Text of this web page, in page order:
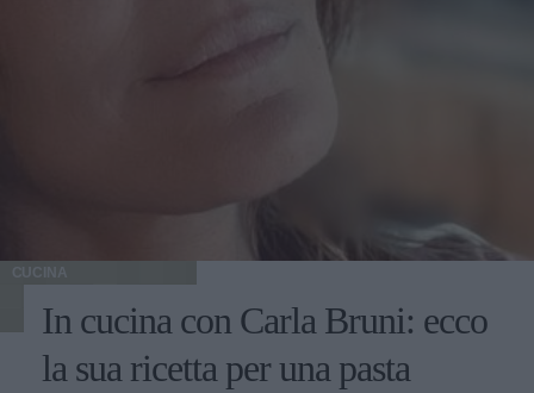
CUCINA
In cucina con Carla Bruni: ecco
la sua ricetta per una pasta